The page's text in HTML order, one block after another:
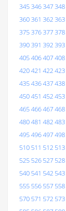
345346347348
360361 362363
375376377378
390391 392393
405406407408
420421 422423
435436437438
450451 452453
465466467468
480481 482483
495496497498
510 511 512 513
525 526 527 528
540 541 542 543
555 556 557 558
570 571 572 573